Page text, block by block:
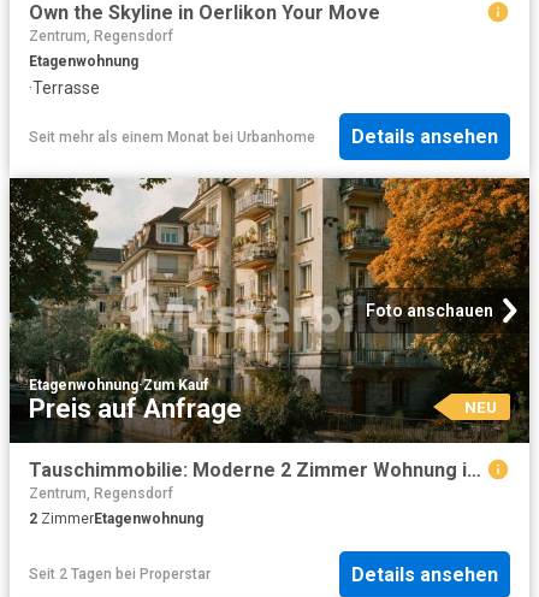
Own the Skyline in Oerlikon Your Move
Zentrum, Regensdorf
Etagenwohnung
·Terrasse
Seit mehr als einem Monat bei Urbanhome Details ansehen
Foto anschauen
Etagenwohnung·Zum Kauf
Preis auf Anfrage NEU
Tauschimmobilie: Moderne 2 Zimmer Wohnung in erstklassiger Lage Zürichs
Zentrum, Regensdorf
2 ZimmerEtagenwohnung
Seit 2 Tagen bei Properstar Details ansehen